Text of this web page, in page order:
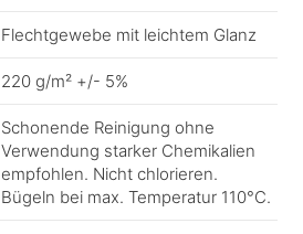
Flechtgewebe mit leichtem Glanz
220 g/m² +/- 5%
Schonende Reinigung ohne
Verwendung starker Chemikalien
empfohlen. Nicht chlorieren.
Bügeln bei max. Temperatur 110°C.